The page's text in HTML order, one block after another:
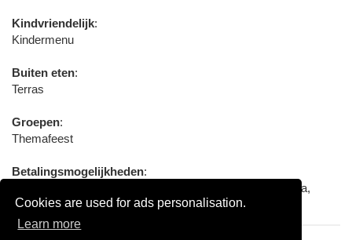
Cookies are used for ads personalisation.
Learn more
Kindvriendelijk:
Kindermenu
Buiten eten:
Terras
Groepen:
Themafeest
Betalingsmogelijkheden:
Contant, Pin, Bank / giro overschrijving, MasterCard, Visa,
Overige cadeaubon